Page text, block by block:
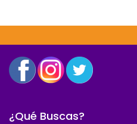
¿Qué Buscas?